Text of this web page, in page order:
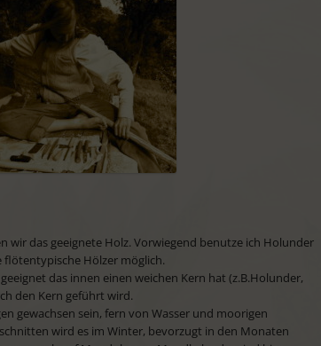
wir das geeignete Holz. Vorwiegend benutze ich Holunder
flötentypische Hölzer möglich.
das innen einen weichen Kern hat (z.B.Holunder,
den Kern geführt wird.
gewachsen sein, fern von Wasser und moorigen
wird es im Winter, bevorzugt in den Monaten